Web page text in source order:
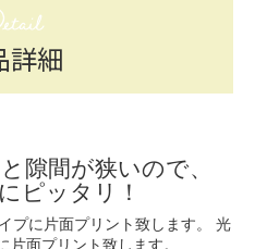
詳細
隙間が狭いので、
ピッタリ！
光
面プリント致します。